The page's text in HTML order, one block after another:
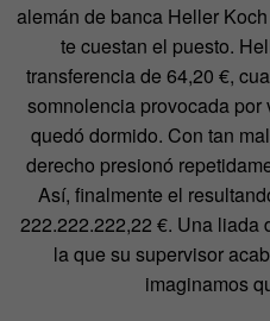
alemán de banca Heller
te cuestan el puesto.
transferencia de 64,20 €,
somnolencia provocada por
quedó dormido. Con tan
derecho presionó
Así, finalmente el
222.222.222,22 €. Una liada
la que su supervisor
imaginamos